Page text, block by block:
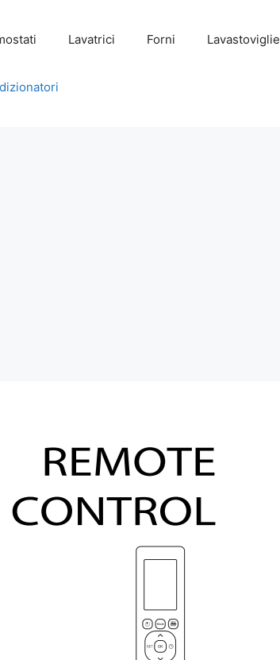
Lavatrici Forni Lavastoviglie